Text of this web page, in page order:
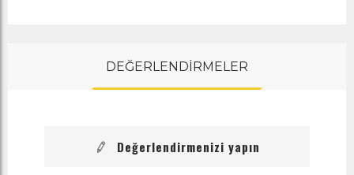
DEĞERLENDİRMELER
Değerlendirmenizi yapın